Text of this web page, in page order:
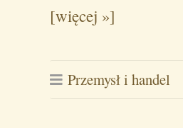
[więcej »]
Przemysł i handel